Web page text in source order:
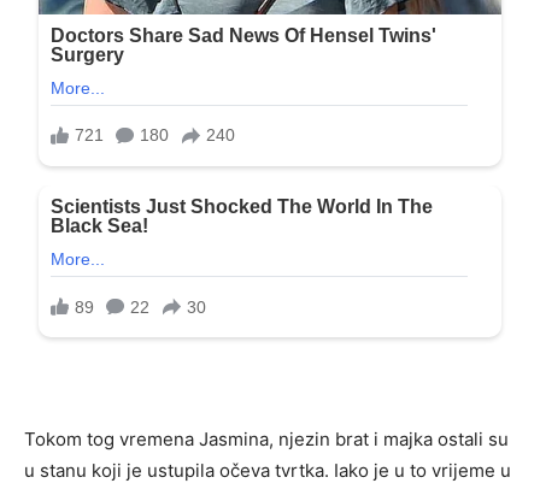
Tokom tog vremena Jasmina, njezin brat i majka ostali su
u stanu koji je ustupila očeva tvrtka. Iako je u to vrijeme u